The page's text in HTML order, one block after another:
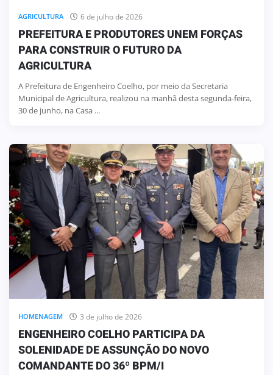
AGRICULTURA 6 de julho de 2026
PREFEITURA E PRODUTORES UNEM FORÇAS
PARA CONSTRUIR O FUTURO DA
AGRICULTURA
A Prefeitura de Engenheiro Coelho, por meio da Secretaria
Municipal de Agricultura, realizou na manhã desta segunda-feira,
30 de junho, na Casa ...
HOMENAGEM 3 de julho de 2026
ENGENHEIRO COELHO PARTICIPA DA
SOLENIDADE DE ASSUNÇÃO DO NOVO
COMANDANTE DO 36º BPM/I